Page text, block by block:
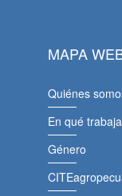
MAPA
Quiénes
En qué
Género